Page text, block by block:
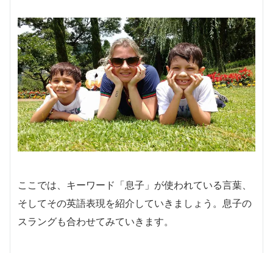
ここでは、キーワード「息子」が使われている言葉、
そしてその英語表現を紹介していきましょう。息子の
スラングも合わせてみていきます。